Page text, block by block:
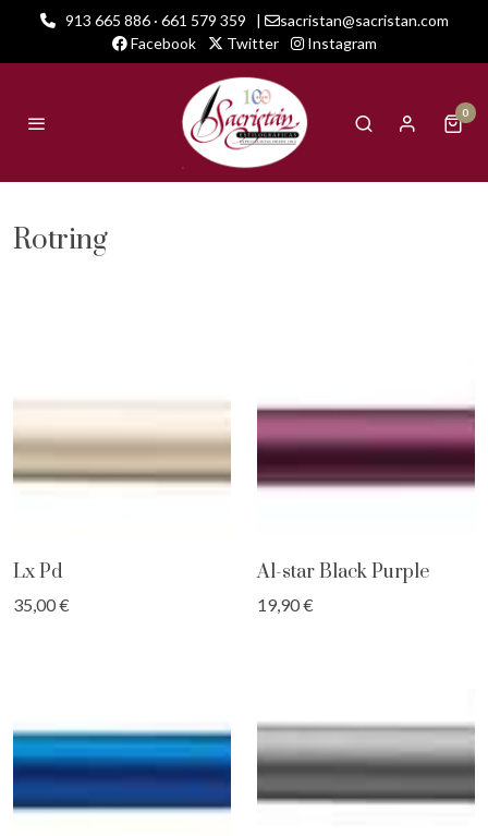
913 665 886 · 661 579 359 |
sacristan@sacristan.com
Facebook
Twitter Instagram
0
Rotring
Lx Pd
35,00 €
Al-star Black Purple
19,90 €